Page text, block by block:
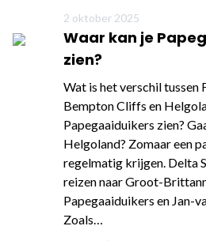
2 oktober 2025
Waar kan je
zien?
Wat is het verschil tussen
Bempton Cliffs en
Papegaaiduikers zien?
Helgoland? Zomaar een
regelmatig krijgen. Delta
reizen naar Groot-
Papegaaiduikers en Jan-
Zoals…